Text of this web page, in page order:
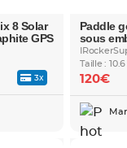
8 Solar
GPS
3x
Paddle
sous
Taille : 10.6
120€